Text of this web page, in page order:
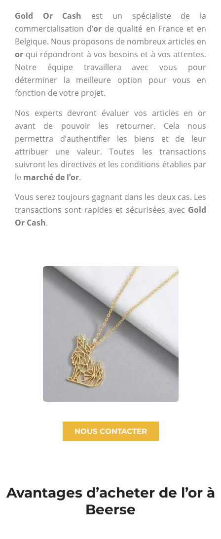
Gold Or Cash est un spécialiste de la
commercialisation d’or de qualité en France et en
Belgique. Nous proposons de nombreux articles en
or qui répondront à vos besoins et à vos attentes.
Notre équipe travaillera avec vous pour
déterminer la meilleure option pour vous en
fonction de votre projet.
Nos experts devront évaluer vos articles en or
avant de pouvoir les retourner. Cela nous
permettra d’authentifier les biens et de leur
attribuer une valeur. Toutes les transactions
suivront les directives et les conditions établies par
le marché de l’or.
Vous serez toujours gagnant dans les deux cas. Les
transactions sont rapides et sécurisées avec Gold
Or Cash.
NOUS CONTACTER
Avantages d’acheter de l’or à
Beerse